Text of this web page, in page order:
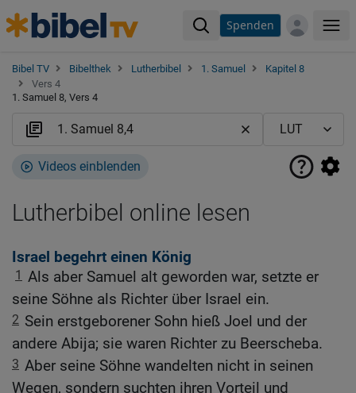
Spenden
Bibel TV Bibelthek Lutherbibel 1. Samuel
Kapitel 8
Vers 4
1. Samuel 8, Vers 4
Videos einblenden
Lutherbibel online lesen
Israel begehrt einen König
1 Als aber Samuel alt geworden war, setzte er
seine Söhne als Richter über Israel ein.
2 Sein erstgeborener Sohn hieß Joel und der
andere Abija; sie waren Richter zu Beerscheba.
3 Aber seine Söhne wandelten nicht in seinen
Wegen, sondern suchten ihren Vorteil und